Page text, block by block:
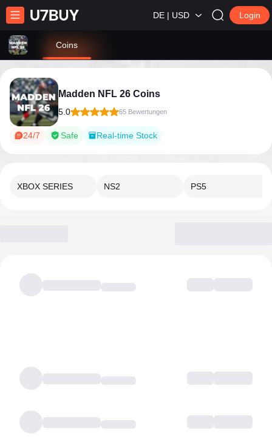
DE | USD Login
Coins
Madden NFL 26 Coins
5.0 65 Bewertungen
24/7 Safe Real-time Stock
XBOX SERIES NS2 PS5